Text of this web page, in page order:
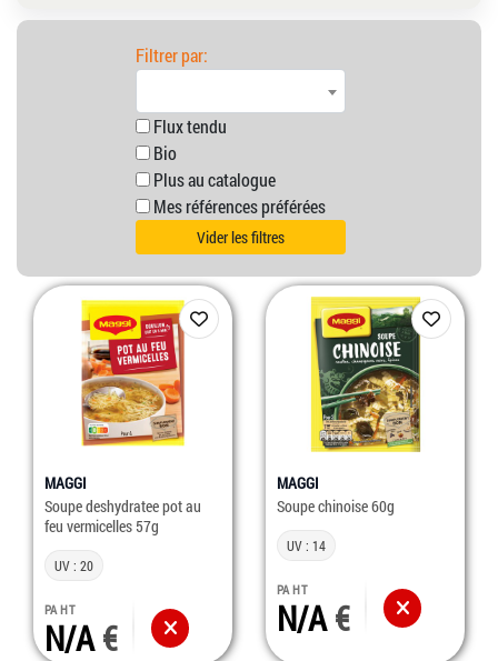
Filtrer par:
Flux tendu
Bio
Plus au catalogue
Mes références préférées
Vider les filtres
MAGGI
Soupe deshydratee pot au
feu vermicelles 57g
UV : 20
PA HT
N/A
MAGGI
Soupe chinoise 60g
UV : 14
PA HT
N/A